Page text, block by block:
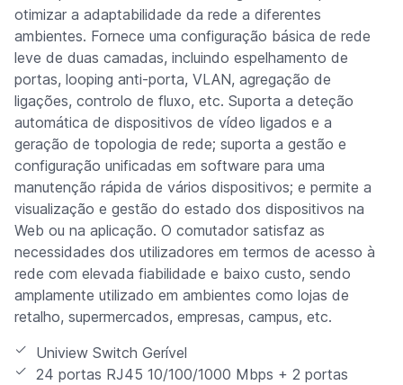
otimizar a adaptabilidade da rede a diferentes
ambientes. Fornece uma configuração básica de rede
leve de duas camadas, incluindo espelhamento de
portas, looping anti-porta, VLAN, agregação de
ligações, controlo de fluxo, etc. Suporta a deteção
automática de dispositivos de vídeo ligados e a
geração de topologia de rede; suporta a gestão e
configuração unificadas em software para uma
manutenção rápida de vários dispositivos; e permite a
visualização e gestão do estado dos dispositivos na
Web ou na aplicação. O comutador satisfaz as
necessidades dos utilizadores em termos de acesso à
rede com elevada fiabilidade e baixo custo, sendo
amplamente utilizado em ambientes como lojas de
retalho, supermercados, empresas, campus, etc.
Uniview Switch Gerível
24 portas RJ45 10/100/1000 Mbps + 2 portas